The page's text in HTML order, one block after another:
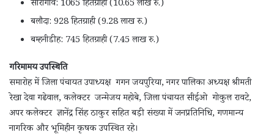
सारागांव: 1065 हितग्राही (10.65 लाख रु.)
बलौदा: 928 हितग्राही (9.28 लाख रु.)
बम्हनीडीह: 745 हितग्राही (7.45 लाख रु.)
गरिमामय उपस्थिति
समारोह में जिला पंचायत उपाध्यक्ष गगन जयपुरिया, नगर पालिका अध्यक्ष श्रीमती
रेखा देवा गढेवाल, कलेक्टर जन्मेजय महोबे, जिला पंचायत सीईओ गोकुल रावटे,
अपर कलेक्टर ज्ञानेंद्र सिंह ठाकुर सहित बड़ी संख्या में जनप्रतिनिधि, गणमान्य
नागरिक और भूमिहीन कृषक उपस्थित रहे।